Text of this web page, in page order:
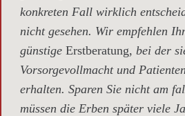
konkreten Fall wirklich
nicht gesehen. Wir empfehlen
günstige Erstberatung, bei der
Vorsorgevollmacht und
erhalten. Sparen Sie nicht am
müssen die Erben später viele